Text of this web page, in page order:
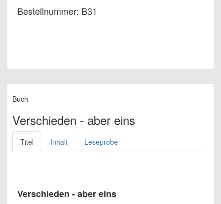
Bestellnummer: B31
Buch
Verschieden - aber eins
Titel Inhalt Leseprobe
Verschieden - aber eins